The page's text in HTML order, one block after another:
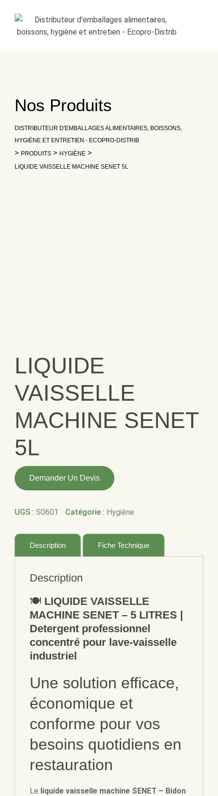
content
Nos Produits
DISTRIBUTEUR D'EMBALLAGES ALIMENTAIRES, BOISSONS,
HYGIÈNE ET ENTRETIEN - ECOPRO-DISTRIB
> PRODUITS > HYGIÈNE >
LIQUIDE VAISSELLE MACHINE SENET 5L
LIQUIDE
VAISSELLE
MACHINE SENET
5L
quantité
de
VAISSELLE
SENET
Demander Un Devis
UGS : S0601 Catégorie : Hygiène
Description Fiche Technique
Description
🍽️ LIQUIDE VAISSELLE
MACHINE SENET – 5 LITRES |
Detergent professionnel
concentré pour lave-vaisselle
industriel
Une solution efficace,
économique et
conforme pour vos
besoins quotidiens en
restauration
Le liquide vaisselle machine SENET – Bidon